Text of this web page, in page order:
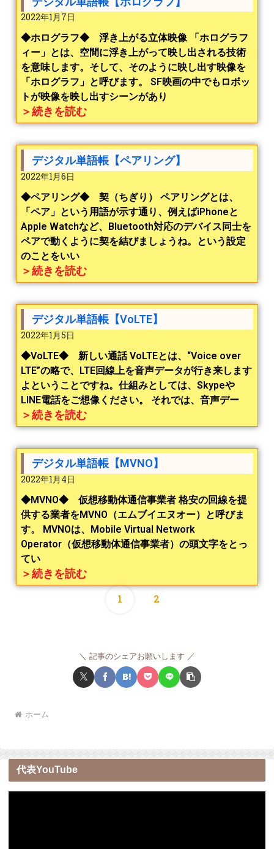
2022年1月7日
◆ホログラフ◆ 浮き上がる立体映像 「ホログラフ
ィー」とは、空間に浮き上がって映し出される技術
を意味します。そして、そのように映し出す映像を
「ホログラフ」と呼びます。 SF映画の中でもロボッ
トが映像を映し出すシーンがあり
＞続きを読む
デジタル単語帳【ペアリング】
2022年1月6日
◆ペアリング◆ 契（ちぎり） ペアリングとは、
「ペア」という用語が示す通り、例えばiPhoneと
Apple Watchなど、Bluetooth対応のデバイス同士を
ペアで動くように契を結びましょうね。という設定
のことをいい
＞続きを読む
デジタル単語帳【VoLTE】
2022年1月5日
◆VoLTE◆ 新しい通話 VoLTEとは、“Voice over
LTE”の略で、LTE回線上を音声データが行き来します
よということですね。仕組みとしては、Skypeや
LINE電話をご想像ください。 それでは、音声デー
＞続きを読む
デジタル単語帳【MVNO】
2022年1月4日
◆MVNO◆ 仮想移動体通信事業者 格安の回線を提
供する業者をMVNO（エムブイエヌオー）と呼びま
す。 MVNOは、Mobile Virtual Network
Operator（仮想移動体通信事業者）の頭文字をとっ
てい
＞続きを読む
1
2
記事のシェアお願いします
ホーム
代表YouTube